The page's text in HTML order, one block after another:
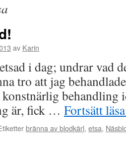
av Karin
i dag; undrar vad
tro att jag
behandling
är, fick … Fortsätt
bränna av blodkärl, etsa,